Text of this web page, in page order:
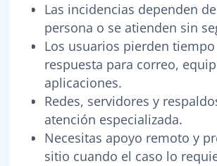
Las incidencias dependen
persona o se atienden sin
Los usuarios pierden
respuesta para correo,
aplicaciones.
Redes, servidores y
atención especializada.
Necesitas apoyo remoto y
sitio cuando el caso lo